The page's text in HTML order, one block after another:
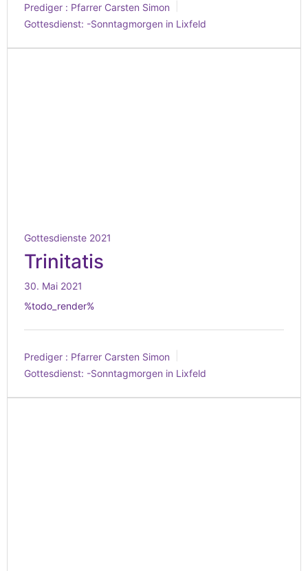
Prediger : Pfarrer Carsten Simon
Gottesdienst: -Sonntagmorgen in Lixfeld
Gottesdienste 2021
Trinitatis
30. Mai 2021
%todo_render%
Prediger : Pfarrer Carsten Simon
Gottesdienst: -Sonntagmorgen in Lixfeld